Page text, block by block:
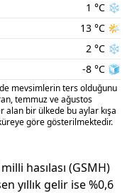
1 °C ❄️
13 °C 🌤️
2 °C ❄️
-8 °C 🧊
mevsimlerin ters olduğunu
temmuz ve ağustos
alan bir ülkede bu aylar kışa
göre gösterilmektedir.
hasılası (GSMH)
yıllık gelir ise %0,6